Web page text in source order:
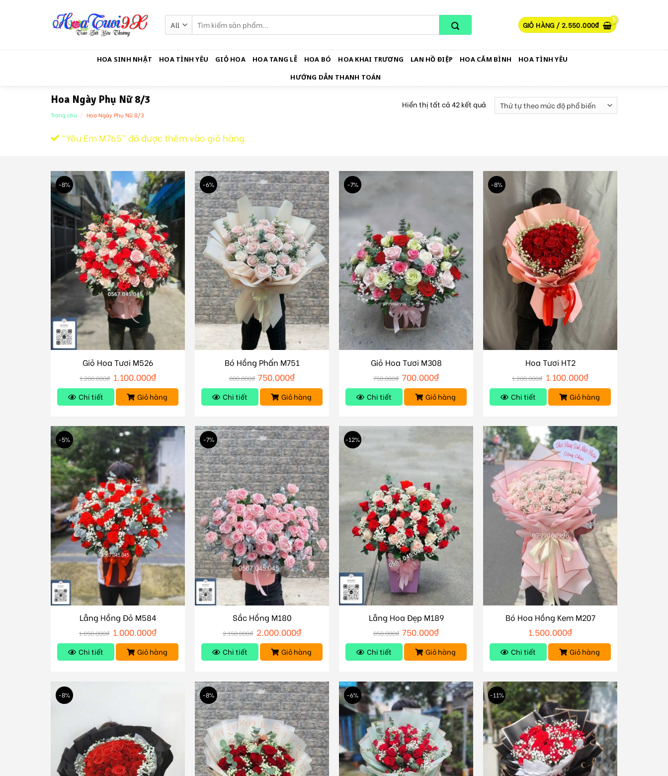
kiếm:
GIỎ HÀNG / 2.550.000₫
HOA SINH NHẬT HOA TÌNH YÊU GIỎ HOA HOA TANG LỄ HOA BÓ HOA KHAI TRƯƠNG LAN HỒ ĐIỆP HOA CẮM BÌNH
HOA TÌNH YÊU
HƯỚNG DẪN THANH TOÁN
Hoa Ngày Phụ Nữ 8/3
Trang chủ / Hoa Ngày Phụ Nữ 8/3
Hiển thị tất cả 42 kết quả
“Yêu Em M765” đã được thêm vào giỏ hàng.
-8%
Giỏ Hoa Tươi M526
1.200.000₫ 1.100.000₫
Chi tiết Giỏ hàng
-6%
Bó Hồng Phấn M751
800.000₫ 750.000₫
Chi tiết Giỏ hàng
-7%
Giỏ Hoa Tươi M308
750.000₫ 700.000₫
Chi tiết Giỏ hàng
-8%
Hoa Tươi HT2
1.200.000₫ 1.100.000₫
Chi tiết Giỏ hàng
-5%
Lẵng Hồng Đỏ M584
1.050.000₫ 1.000.000₫
Chi tiết Giỏ hàng
-7%
Sắc Hồng M180
2.150.000₫ 2.000.000₫
Chi tiết Giỏ hàng
-12%
Lẵng Hoa Đẹp M189
850.000₫ 750.000₫
Chi tiết Giỏ hàng
Bó Hoa Hồng Kem M207
1.500.000₫
Chi tiết Giỏ hàng
-8% -8% -6% -11%